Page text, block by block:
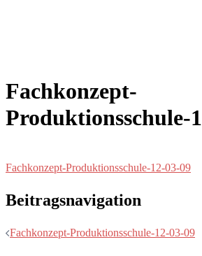
Fachkonzept-
Produktionsschule-
Fachkonzept-Produktionsschule-12-03-09
Beitragsnavigation
Fachkonzept-Produktionsschule-12-03-09